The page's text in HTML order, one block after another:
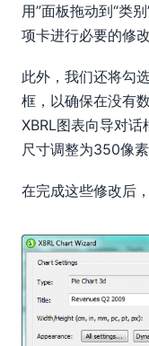
用”面板拖动到“类
项卡进行必要的修改
此外，我们还将勾
框，以确保在没有
XBRL图表向导对话
尺寸调整为350像
在完成这些修改后